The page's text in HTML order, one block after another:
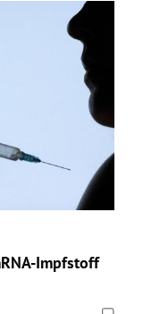
Impfstoff